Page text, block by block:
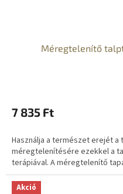
Méregtelenítő
7 835 Ft
Használja a természet erejét
méregtelenítésére ezekkel a
terápiával. A méregtelenítő
Akció